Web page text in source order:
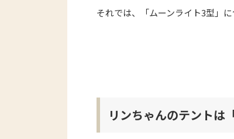
それでは、「ムーンライト3型」
リンちゃんのテントは